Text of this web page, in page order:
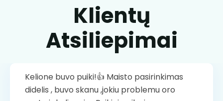
Klientų
Atsiliepimai
Kelione buvo puiki!👍 Maisto pasirinkimas
didelis , buvo skanu ,jokiu problemu oro
Kelione buvo puiki!👍 Maisto pasirinkimas
didelis , buvo skanu ,jokiu problemu oro